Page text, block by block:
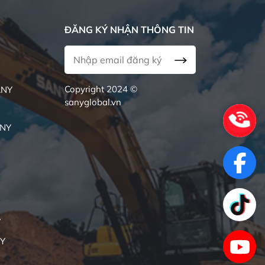
ĐĂNG KÝ NHẬN THÔNG TIN
Copyright 2024 ©
sanyglobal.vn